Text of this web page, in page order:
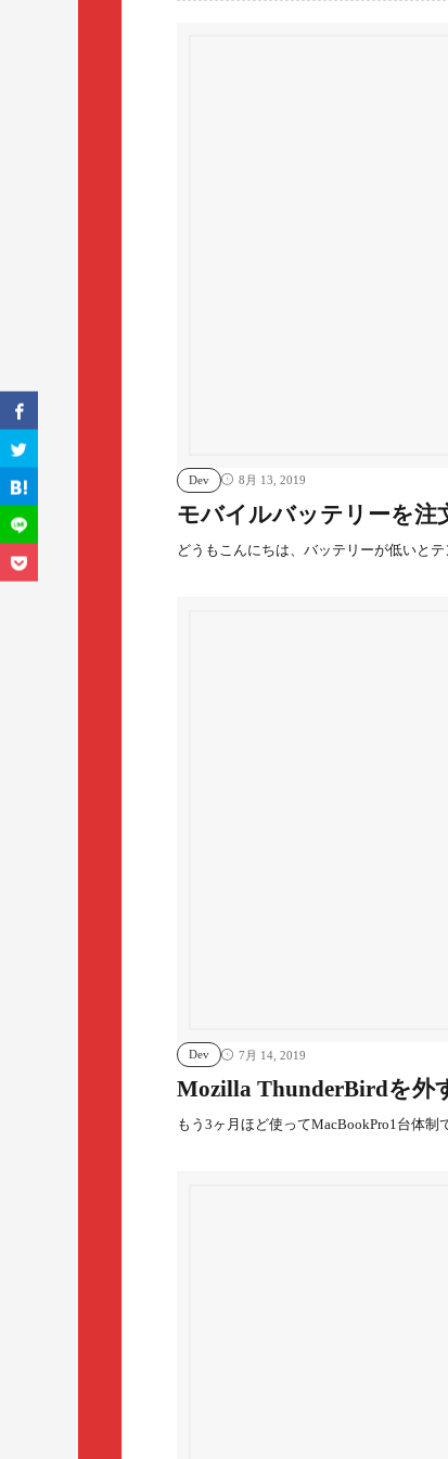
Dev 8月 13, 2019
モバイルバッテリーを注
どうもこんにちは、バッテリーが低いと
Dev 7月 14, 2019
Mozilla ThunderBirdを外
もう3ヶ月ほど使ってMacBookPro1台体